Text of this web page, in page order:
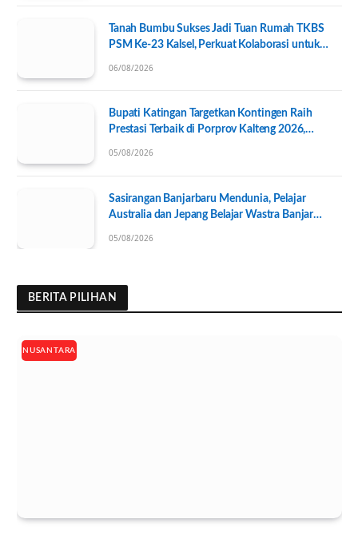
Tanah Bumbu Sukses Jadi Tuan Rumah TKBS
PSM Ke-23 Kalsel, Perkuat Kolaborasi untuk
06/08/2026
Bupati Katingan Targetkan Kontingen Raih
Prestasi Terbaik di Porprov Kalteng 2026,
05/08/2026
Sasirangan Banjarbaru Mendunia, Pelajar
Australia dan Jepang Belajar Wastra Banjar
05/08/2026
BERITA PILIHAN
NUSANTARA